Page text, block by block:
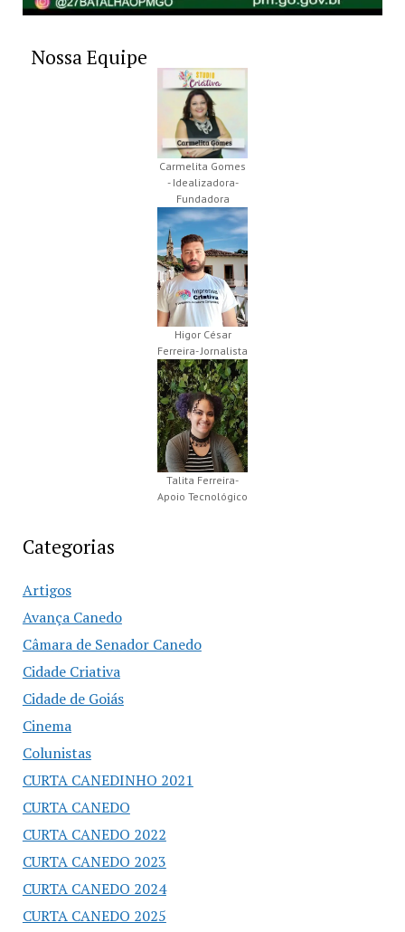
Nossa Equipe
Carmelita Gomes
- Idealizadora-
Fundadora
Higor César
Ferreira- Jornalista
Talita Ferreira-
Apoio Tecnológico
Categorias
Artigos
Avança Canedo
Câmara de Senador Canedo
Cidade Criativa
Cidade de Goiás
Cinema
Colunistas
CURTA CANEDINHO 2021
CURTA CANEDO
CURTA CANEDO 2022
CURTA CANEDO 2023
CURTA CANEDO 2024
CURTA CANEDO 2025